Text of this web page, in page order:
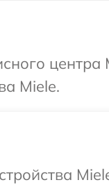
Miele.